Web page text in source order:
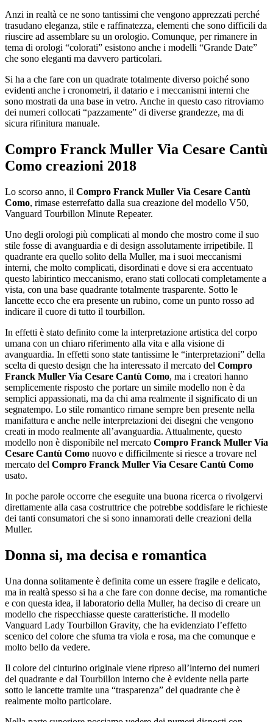
Anzi in realtà ce ne sono tantissimi che vengono apprezzati perché
trasudano eleganza, stile e raffinatezza, elementi che sono difficili da
riuscire ad assemblare su un orologio. Comunque, per rimanere in
tema di orologi “colorati” esistono anche i modelli “Grande Date”
che sono eleganti ma davvero particolari.
Si ha a che fare con un quadrate totalmente diverso poiché sono
evidenti anche i cronometri, il datario e i meccanismi interni che
sono mostrati da una base in vetro. Anche in questo caso ritroviamo
dei numeri collocati “pazzamente” di diverse grandezze, ma di
sicura rifinitura manuale.
Compro Franck Muller Via Cesare Cantù
Como creazioni 2018
Lo scorso anno, il Compro Franck Muller Via Cesare Cantù
Como, rimase esterrefatto dalla sua creazione del modello V50,
Vanguard Tourbillon Minute Repeater.
Uno degli orologi più complicati al mondo che mostro come il suo
stile fosse di avanguardia e di design assolutamente irripetibile. Il
quadrante era quello solito della Muller, ma i suoi meccanismi
interni, che molto complicati, disordinati e dove si era accentuato
questo labirintico meccanismo, erano stati collocati completamente a
vista, con una base quadrante totalmente trasparente. Sotto le
lancette ecco che era presente un rubino, come un punto rosso ad
indicare il cuore di tutto il tourbillon.
In effetti è stato definito come la interpretazione artistica del corpo
umana con un chiaro riferimento alla vita e alla visione di
avanguardia. In effetti sono state tantissime le “interpretazioni” della
scelta di questo design che ha interessato il mercato del Compro
Franck Muller Via Cesare Cantù Como, ma i creatori hanno
semplicemente risposto che portare un simile modello non è da
semplici appassionati, ma da chi ama realmente il significato di un
segnatempo. Lo stile romantico rimane sempre ben presente nella
manifattura e anche nelle interpretazioni dei disegni che vengono
creati in modo realmente all’avanguardia. Attualmente, questo
modello non è disponibile nel mercato Compro Franck Muller Via
Cesare Cantù Como nuovo e difficilmente si riesce a trovare nel
mercato del Compro Franck Muller Via Cesare Cantù Como
usato.
In poche parole occorre che eseguite una buona ricerca o rivolgervi
direttamente alla casa costruttrice che potrebbe soddisfare le richieste
dei tanti consumatori che si sono innamorati delle creazioni della
Muller.
Donna si, ma decisa e romantica
Una donna solitamente è definita come un essere fragile e delicato,
ma in realtà spesso si ha a che fare con donne decise, ma romantiche
e con questa idea, il laboratorio della Muller, ha deciso di creare un
modello che rispecchiasse queste caratteristiche. Il modello
Vanguard Lady Tourbillon Gravity, che ha evidenziato l’effetto
scenico del colore che sfuma tra viola e rosa, ma che comunque e
molto bello da vedere.
Il colore del cinturino originale viene ripreso all’interno dei numeri
del quadrante e dal Tourbillon interno che è evidente nella parte
sotto le lancette tramite una “trasparenza” del quadrante che è
realmente molto particolare.